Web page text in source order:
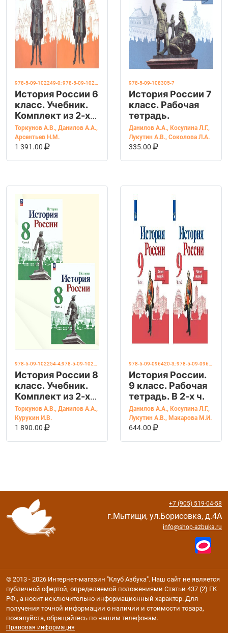
История России 6
класс. Учебник.
Комплект из 2-х
частей. ФГОС
Торкунов А.В., Данилов А.А.,
Арсентьев Н.М.
1 391.00
В КОРЗИНУ
978-5-09-108305-7
История России 7
класс. Рабочая
тетрадь.
Данилов А.А., Косулина Л.Г.,
Лукутин А.В., Соколова Л.А.
335.00
В КОРЗИНУ
История России 8
класс. Учебник.
Комплект из 2-х
частей. УМК
"История России
Торкунова А.В."
ФГОС
Торкунов А.В., Данилов А.А.,
Курукин И.В.
1 890.00
В КОРЗИНУ
История России.
9 класс. Рабочая
тетрадь. В 2-х ч.
Данилов А.А., Косулина Л.Г.,
Лукутин А.В., Макарова М.И.
644.00
В КОРЗИНУ
+7 (905) 519-04-58
г.Мытищи, ул.Борисовка, д.4А
info@shop-azbuka.ru
© 2013 - 2026 Интернет-магазин "Клуб Азбука". Наш сайт не является
публичной офертой, определяемой положениями Статьи 437 (2) ГК
РФ., а носит исключительно информационный характер. Для
получения точной информации о наличии и стоимости товара,
пожалуйста, обращайтесь по нашим телефонам.
Правовая информация